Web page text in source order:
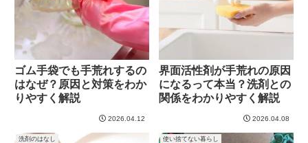
ゴム手袋でも手荒れするの
はなぜ？原因と対策をわか
りやすく解説
2026.04.12
界面活性剤が手荒れの原因
になるって本当？洗剤との
関係をわかりやすく解説
2026.04.08
洗剤のはなし 使い捨てない暮らし